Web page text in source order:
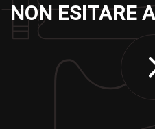
NON ESITARE